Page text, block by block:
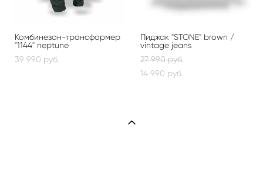
Комбинезон-трансформер
"1144" neptune
39 990 pуб.
Пиджак "STONE" brown /
vintage jeans
27 990 pуб.
14 990 pуб.